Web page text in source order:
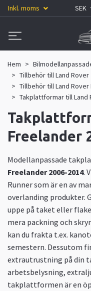
Inkl. moms SEK
Hem
Tillbehör till Land Rover
Tillbehör till Land
Takplattformar till Land
Freelander
Modellanpassade
Freelander 2006-2014.
Runner som är en av
overlanding
uppe på taket eller
mera packning och
kan du frakta t.ex.
semestern. Dessutom
extrautrustning på din
arbetsbelysning,
takplattformen är en